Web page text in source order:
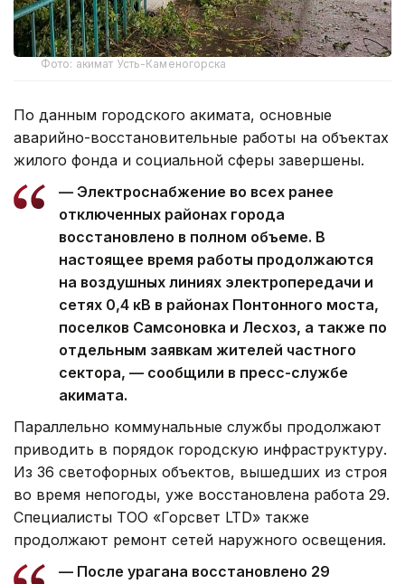
Фото: акимат Усть-Каменогорска
По данным городского акимата, основные
аварийно-восстановительные работы на объектах
жилого фонда и социальной сферы завершены.
— Электроснабжение во всех ранее
отключенных районах города
восстановлено в полном объеме. В
настоящее время работы продолжаются
на воздушных линиях электропередачи и
сетях 0,4 кВ в районах Понтонного моста,
поселков Самсоновка и Лесхоз, а также по
отдельным заявкам жителей частного
сектора, — сообщили в пресс-службе
акимата.
Параллельно коммунальные службы продолжают
приводить в порядок городскую инфраструктуру.
Из 36 светофорных объектов, вышедших из строя
во время непогоды, уже восстановлена работа 29.
Специалисты ТОО «Горсвет LTD» также
продолжают ремонт сетей наружного освещения.
— После урагана восстановлено 29